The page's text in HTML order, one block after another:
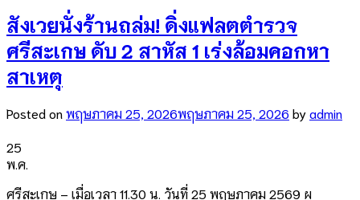
สังเวยนั่งร้านถล่ม! ดิ่งแฟลตตำรวจ
ศรีสะเกษ ดับ 2 สาหัส 1 เร่งล้อมคอกหา
สาเหตุ
Posted onพฤษภาคม 25, 2026พฤษภาคม 25, 2026 byadmin
25
พ.ค.
ศรีสะเกษ – เมื่อเวลา 11.30 น. วันที่ 25 พฤษภาคม 2569 ผู